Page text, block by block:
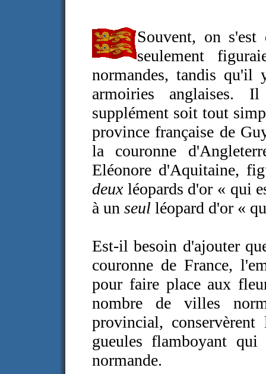
Souvent, on
seulement
normandes, tandis qu'il
armoiries anglaises.
supplément soit tout
province française de
la couronne
Eléonore d'Aquitaine,
deuxléopards d'or « qui
à un seul léopard d'or «
Est-il besoin d'ajouter
couronne de France,
pour faire place aux
nombre de villes
provincial,
gueules flamboyant
normande.